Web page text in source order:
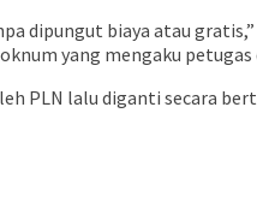
dipungut biaya atau gratis,”
yang mengaku
PLN lalu diganti secara